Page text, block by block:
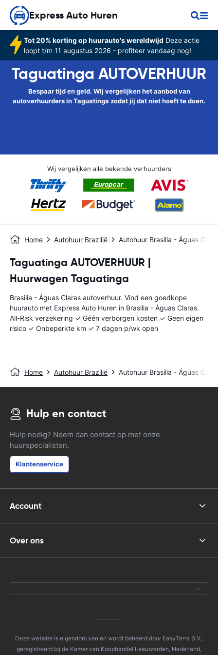
Express Auto Huren
Tot 20% korting op huurauto's wereldwijd Deze actie
loopt t/m 11 augustus 2026 - profiteer vandaag nog!
Taguatinga AUTOVERHUUR
Bespaar tijd en geld. Wij vergelijken het aanbod van
autoverhuurders in Taguatinga zodat jij dat niet hoeft te doen.
Wij vergelijken alle bekende verhuurders
Home Autohuur Brazilië Autohuur Brasilia - Águas
Taguatinga AUTOVERHUUR |
Huurwagen Taguatinga
Brasilia - Águas Claras autoverhuur. Vind een goedkope
huurauto met Express Auto Huren in Brasilia - Águas Claras.
All-Risk verzekering ✓ Géén verborgen kosten ✓ Geen eigen
risico ✓ Onbeperkte km ✓ 7 dagen p/wk open
Home Autohuur Brazilië Autohuur Brasilia - Águas
Hulp en contact
Hulp nodig? Neem dan contact op met onze
huurspecialisten.
Klantenservice
Account
Over ons
Deze website is eigendom van en wordt beheerd door EasyTerra B.V.,
geregistreerd bij de Kamer van Koophandel Leeuwarden, Nederland,